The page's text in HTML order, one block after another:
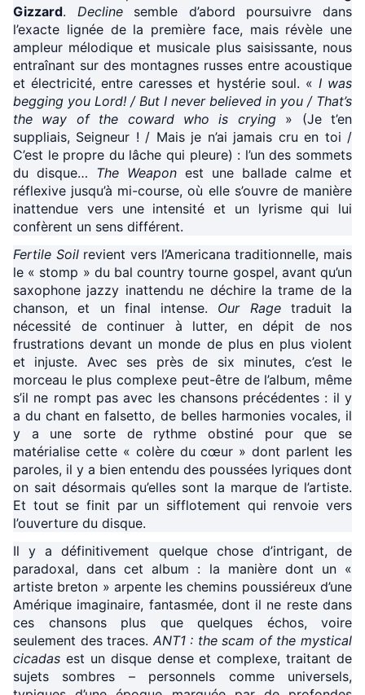
Gizzard. Decline
semble d’abord poursuivre dans
l’exacte lignée de la première face, mais révèle une
ampleur mélodique et musicale plus saisissante, nous
entraînant sur des montagnes russes entre acoustique
et électricité, entre caresses et hystérie soul. « I was
begging you Lord! / But I never believed in you / That’s
the way of the coward who is crying
» (Je t’en
suppliais, Seigneur ! / Mais je n’ai jamais cru en toi /
C’est le propre du lâche qui pleure) : l’un des sommets
du disque… The Weapon est une ballade calme et
réflexive jusqu’à mi-course, où elle s’ouvre de manière
inattendue vers une intensité et un lyrisme qui lui
confèrent un sens différent.
Fertile Soil revient vers l’Americana traditionnelle, mais
le « stomp » du bal country tourne gospel, avant qu’un
saxophone jazzy inattendu ne déchire la trame de la
chanson, et un final intense.
Our Rage
traduit la
nécessité de continuer à lutter, en dépit de nos
frustrations devant un monde de plus en plus violent
et injuste. Avec ses près de six minutes, c’est le
morceau le plus complexe peut-être de l’album, même
s’il ne rompt pas avec les chansons précédentes : il y
a du chant en falsetto, de belles harmonies vocales, il
y a une sorte de rythme obstiné pour que se
matérialise cette « colère du cœur » dont parlent les
paroles, il y a bien entendu des poussées lyriques dont
on sait désormais qu’elles sont la marque de l’artiste.
Et tout se finit par un sifflotement qui renvoie vers
l’ouverture du disque.
Il y a définitivement quelque chose d’intrigant, de
paradoxal, dans cet album : la manière dont un «
artiste breton » arpente les chemins poussiéreux d’une
Amérique imaginaire, fantasmée, dont il ne reste dans
ces chansons plus que quelques échos, voire
seulement des traces. ANT1 : the scam of the mystical
cicadas est un disque dense et complexe, traitant de
sujets sombres – personnels comme universels,